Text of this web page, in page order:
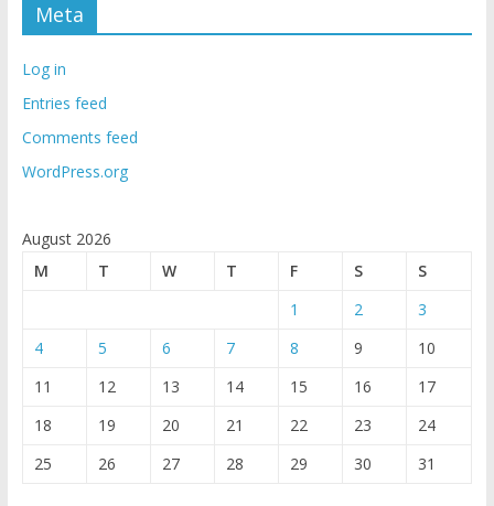
Meta
Log in
Entries feed
Comments feed
WordPress.org
August 2026
M
T W T F S
S
1
2
3
4
5 6 7 8 9
10
11
12 13 14 15 16
17
18
19 20 21 22 23
24
25
26 27 28 29 30 31